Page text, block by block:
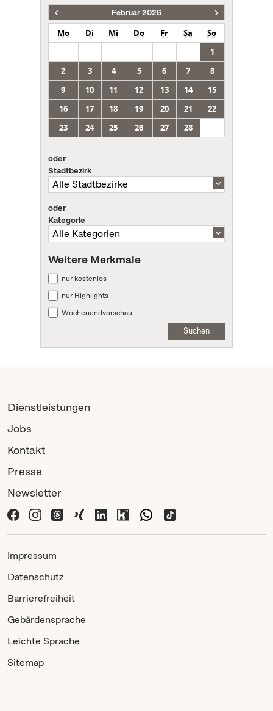
Februar 2026
Mo Di Mi Do Fr Sa
So
1
2
3 4 5 6 7
8
9
10 11 12 13 14
15
16
17 18 19 20 21
22
23
24 25 26 27 28
oder
Stadtbezirk
oder
Kategorie
Weitere Merkmale
nur kostenlos
nur Highlights
Wochenendvorschau
Suchen
Dienstleistungen
Jobs
Kontakt
Presse
Newsletter
Impressum
Datenschutz
Barrierefreiheit
Gebärdensprache
Leichte Sprache
Sitemap